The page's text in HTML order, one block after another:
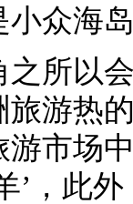
众海
所以
游热
市场
’，此